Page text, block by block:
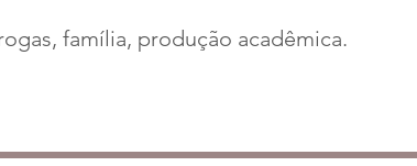
família, produção acadêmica.